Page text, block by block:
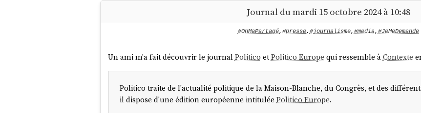
Journal du mardi 15 octobre 2024 à 10:48
#OnMaPartagé, #presse, #journalisme, #media, #JeMeDemande
Un ami m'a fait découvrir le journalPolitico etPolitico Europe qui ressemble àContexte
Politico traite de l'actualité politique de la Maison-Blanche, du Congrès, et des
il dispose d'une édition européenne intituléePolitico Europe.